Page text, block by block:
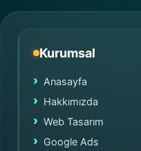
Kurumsal
Anasayfa
Hakkımızda
Web Tasarım
Google Ads